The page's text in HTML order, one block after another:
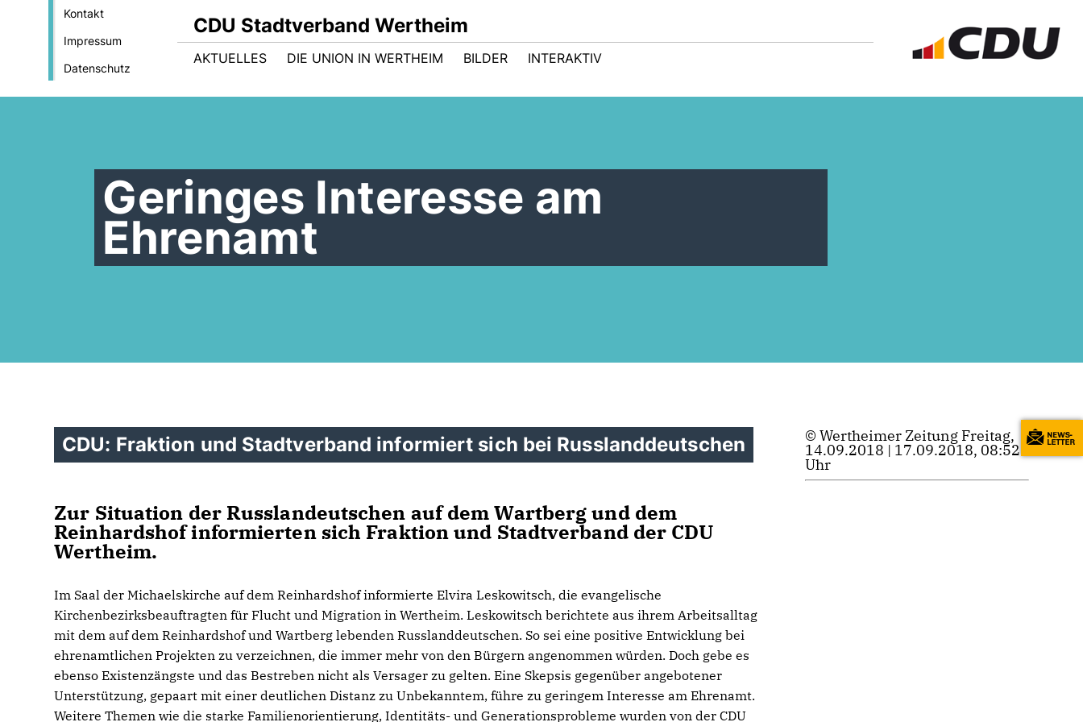
Kontakt
Impressum
Datenschutz
CDU Stadtverband Wertheim
AKTUELLES DIE UNION IN WERTHEIM BILDER INTERAKTIV
Geringes Interesse am
Ehrenamt
CDU: Fraktion und Stadtverband informiert sich bei Russlanddeutschen
Zur Situation der Russlandeutschen auf dem Wartberg und dem
Reinhardshof informierten sich Fraktion und Stadtverband der CDU
Wertheim.
Im Saal der Michaelskirche auf dem Reinhardshof informierte Elvira Leskowitsch, die evangelische
Kirchenbezirksbeauftragten für Flucht und Migration in Wertheim. Leskowitsch berichtete aus ihrem Arbeitsalltag
mit dem auf dem Reinhardshof und Wartberg lebenden Russlanddeutschen. So sei eine positive Entwicklung bei
ehrenamtlichen Projekten zu verzeichnen, die immer mehr von den Bürgern angenommen würden. Doch gebe es
ebenso Existenzängste und das Bestreben nicht als Versager zu gelten. Eine Skepsis gegenüber angebotener
Unterstützung, gepaart mit einer deutlichen Distanz zu Unbekanntem, führe zu geringem Interesse am Ehrenamt.
Weitere Themen wie die starke Familienorientierung, Identitäts- und Generationsprobleme wurden von der CDU
© Wertheimer Zeitung Freitag,
14.09.2018 | 17.09.2018, 08:52
Uhr